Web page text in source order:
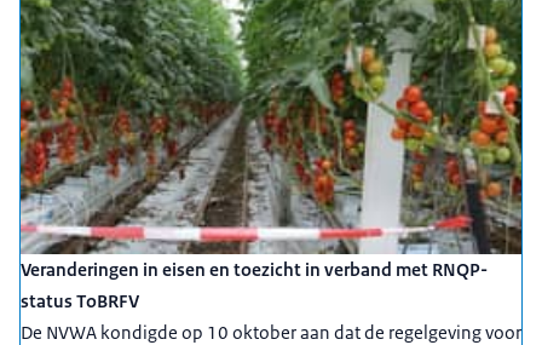
Veranderingen in eisen en toezicht in verband met RNQP-
status ToBRFV
De NVWA kondigde op 10 oktober aan dat de regelgeving voor